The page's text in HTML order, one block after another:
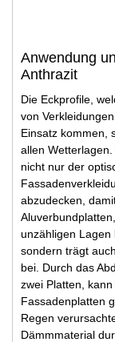
Anwendung
Anthrazit
Die Eckprofile,
von
Einsatz kommen,
allen
nicht nur der
abzudecken,
unzähligen Lagen
sondern trägt
bei. Durch das
zwei Platten,
Fassadenplatten
Regen
Dämmmaterial